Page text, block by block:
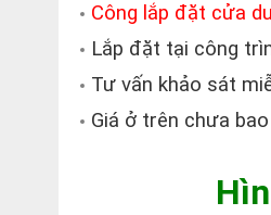
Công lắp đặt cửa
Lắp đặt tại công
Tư vấn khảo sát
Giá ở trên chưa